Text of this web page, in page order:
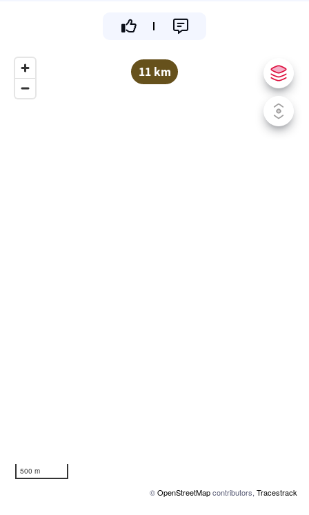
11 km
500 m
©OpenStreetMapcontributors, Tracestrack